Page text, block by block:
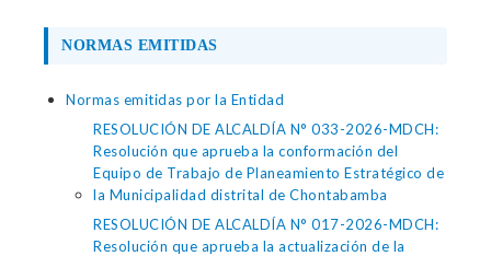
NORMAS EMITIDAS
Normas emitidas por la Entidad
RESOLUCIÓN DE ALCALDÍA N° 033-2026-MDCH:
Resolución que aprueba la conformación del
Equipo de Trabajo de Planeamiento Estratégico de
la Municipalidad distrital de Chontabamba
RESOLUCIÓN DE ALCALDÍA N° 017-2026-MDCH:
Resolución que aprueba la actualización de la